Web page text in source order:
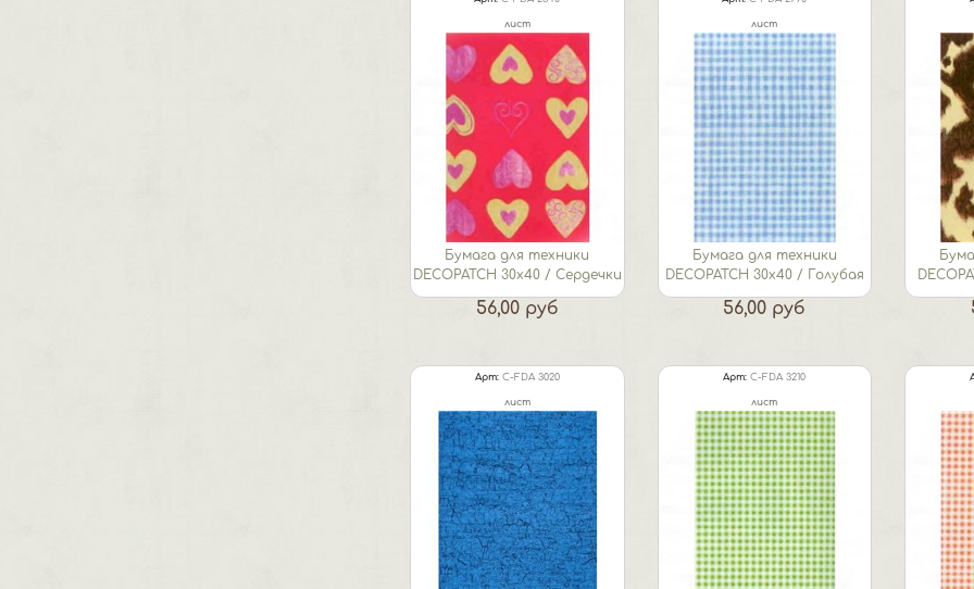
лист
Бумага для техники
DECOPATCH 30х40 / Сердечки
56,00 руб
лист
Бумага для техники
DECOPATCH 30х40 / Голубая
клетка
56,00 руб
Арт: C-FDA 3020
лист
Арт: C-FDA 3210
лист